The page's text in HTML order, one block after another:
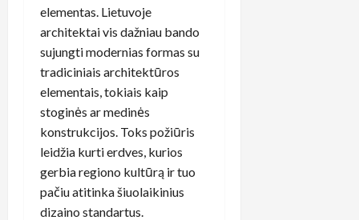
elementas. Lietuvoje
architektai vis dažniau bando
sujungti modernias formas su
tradiciniais architektūros
elementais, tokiais kaip
stoginės ar medinės
konstrukcijos. Toks požiūris
leidžia kurti erdves, kurios
gerbia regiono kultūrą ir tuo
pačiu atitinka šiuolaikinius
dizaino standartus.